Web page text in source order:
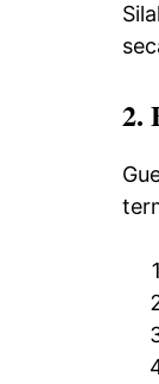
2.